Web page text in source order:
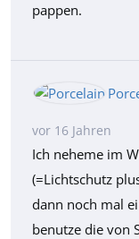
pappen.
vor 16 Jahren
Ich neheme im
(=Lichtschutz
dann noch mal
benutze die von